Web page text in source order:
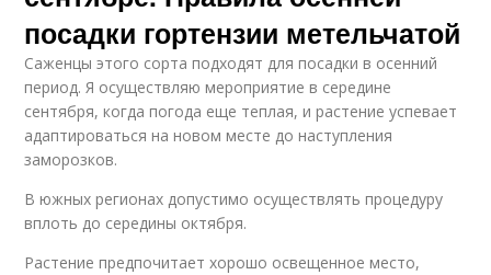
посадки гортензии метельчатой
Саженцы этого сорта подходят для посадки в осенний
период. Я осуществляю мероприятие в середине
сентября, когда погода еще теплая, и растение успевает
адаптироваться на новом месте до наступления
заморозков.
В южных регионах допустимо осуществлять процедуру
вплоть до середины октября.
Растение предпочитает хорошо освещенное место,